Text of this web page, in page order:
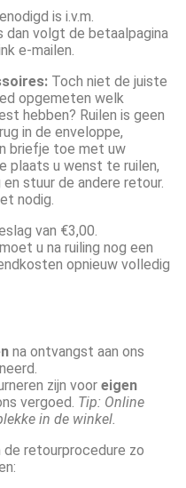
is i.v.m.
dan volgt de betaalpagina
e-mailen.
Toch niet de juiste
opgemeten welk
hebben? Ruilen is geen
in de enveloppe,
briefje toe met uw
plaats u wenst te ruilen,
stuur de andere retour.
nodig.
van €3,00.
u na ruiling nog een
opnieuw volledig
na ontvangst aan ons
zijn voor eigen
vergoed. Tip: Online
in de winkel.
retourprocedure zo